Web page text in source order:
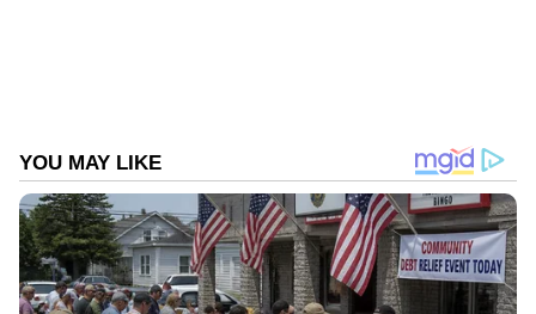
പറഞ്ഞതായി റിപ്പോര്‍ട്ടുകൾ പറയുന്നു.
പിന്നാലെ കനത്ത മഞ്ഞുമേഘങ്ങൾ
പ്രദേശമാകെ മൂടി. നിമിഷങ്ങൾക്കുള്ളിൽ
കാഴ്ച ഏതാണ്ട് പൂർണ്ണമായും തടസപ്പെട്ടു.
പിന്നാലെ പർവ്വതാരോഹകരുടെ ക്യാമ്പിന്